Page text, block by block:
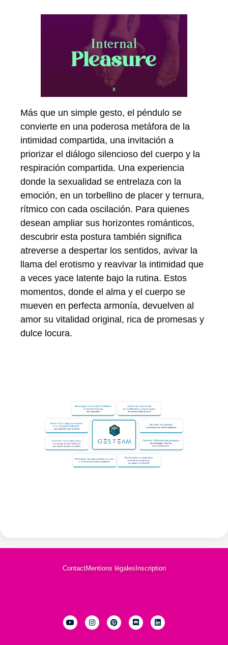
Más que un simple gesto, el péndulo se
convierte en una poderosa metáfora de la
intimidad compartida, una invitación a
priorizar el diálogo silencioso del cuerpo y la
respiración compartida. Una experiencia
donde la sexualidad se entrelaza con la
emoción, en un torbellino de placer y ternura,
rítmico con cada oscilación. Para quienes
desean ampliar sus horizontes románticos,
descubrir esta postura también significa
atreverse a despertar los sentidos, avivar la
llama del erotismo y reavivar la intimidad que
a veces yace latente bajo la rutina. Estos
momentos, donde el alma y el cuerpo se
mueven en perfecta armonía, devuelven al
amor su vitalidad original, rica de promesas y
dulce locura.
ContactMentions légalesInscription